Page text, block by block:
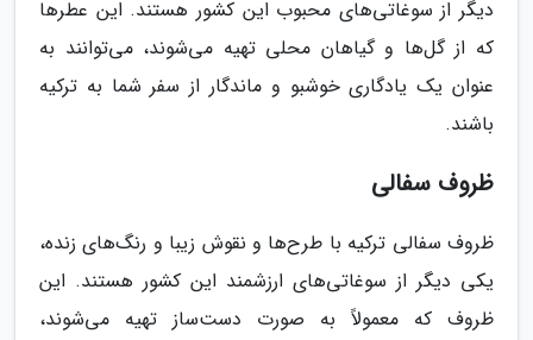
دیگر از سوغاتی‌های محبوب این کشور هستند. این عطرها
که از گل‌ها و گیاهان محلی تهیه می‌شوند، می‌توانند به
عنوان یک یادگاری خوشبو و ماندگار از سفر شما به ترکیه
باشند.
ظروف سفالی
ظروف سفالی ترکیه با طرح‌ها و نقوش زیبا و رنگ‌های زنده،
یکی دیگر از سوغاتی‌های ارزشمند این کشور هستند. این
ظروف که معمولاً به صورت دست‌ساز تهیه می‌شوند،